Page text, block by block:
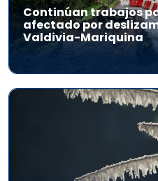
Continúan trabajos
afectado por
Valdivia-Mariquina